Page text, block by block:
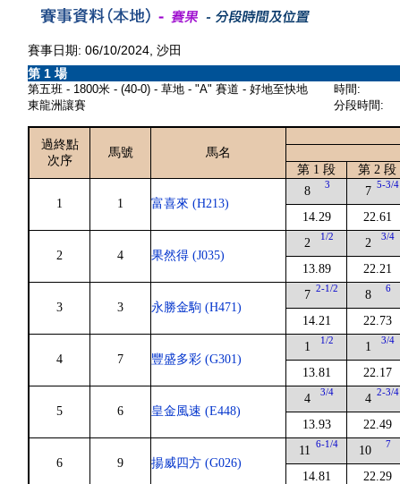
賽事日期: 06/10/2024, 沙田
第 1 場
第五班 - 1800米 - (40-0) - 草地 - "A" 賽道 - 好地至快地
東龍洲讓賽
時間:
分段時間:
過終點
次序
馬號 馬名
第 1 段
第 2 段
1 1 富喜來 (H213)
8 3
14.29
7 5-3/4
22.61
2 4 果然得 (J035)
2 1/2
13.89
2 3/4
22.21
3 3 永勝金駒 (H471)
7 2-1/2
14.21
8 6
22.73
4 7 豐盛多彩 (G301)
1 1/2
13.81
1 3/4
22.17
5 6 皇金風速 (E448)
4 3/4
13.93
4 2-3/4
22.49
6 9 揚威四方 (G026)
11 6-1/4
14.81
10 7
22.29